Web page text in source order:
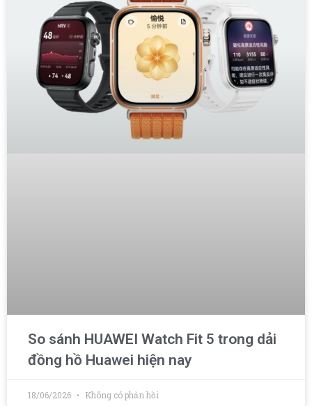
So sánh HUAWEI Watch Fit 5 trong dải
đồng hồ Huawei hiện nay
18/06/2026 Không có phản hồi